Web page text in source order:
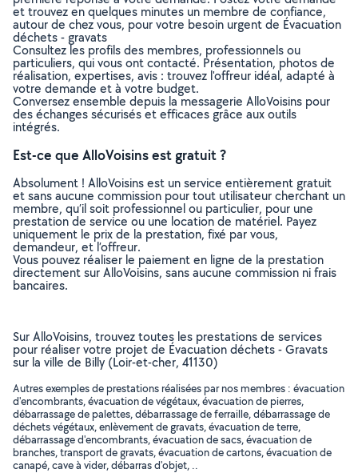
et trouvez en quelques minutes un membre de confiance,
autour de chez vous, pour votre besoin urgent de Évacuation
déchets - gravats
Consultez les profils des membres, professionnels ou
particuliers, qui vous ont contacté. Présentation, photos de
réalisation, expertises, avis : trouvez l'offreur idéal, adapté à
votre demande et à votre budget.
Conversez ensemble depuis la messagerie AlloVoisins pour
des échanges sécurisés et efficaces grâce aux outils
intégrés.
Est-ce que AlloVoisins est gratuit ?
Absolument ! AlloVoisins est un service entièrement gratuit
et sans aucune commission pour tout utilisateur cherchant un
membre, qu’il soit professionnel ou particulier, pour une
prestation de service ou une location de matériel. Payez
uniquement le prix de la prestation, fixé par vous,
demandeur, et l’offreur.
Vous pouvez réaliser le paiement en ligne de la prestation
directement sur AlloVoisins, sans aucune commission ni frais
bancaires.
Sur AlloVoisins, trouvez toutes les prestations de services
pour réaliser votre projet de Évacuation déchets - Gravats
sur la ville de Billy (Loir-et-cher, 41130)
Autres exemples de prestations réalisées par nos membres : évacuation
d'encombrants, évacuation de végétaux, évacuation de pierres,
débarrassage de palettes, débarrassage de ferraille, débarrassage de
déchets végétaux, enlèvement de gravats, évacuation de terre,
débarrassage d'encombrants, évacuation de sacs, évacuation de
branches, transport de gravats, évacuation de cartons, évacuation de
canapé, cave à vider, débarras d'objet, ..